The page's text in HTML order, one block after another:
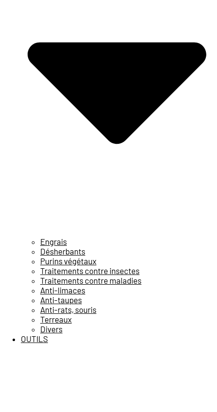
Engrais
Désherbants
Purins végétaux
Traitements contre insectes
Traitements contre maladies
Anti-limaces
Anti-taupes
Anti-rats, souris
Terreaux
Divers
OUTILS